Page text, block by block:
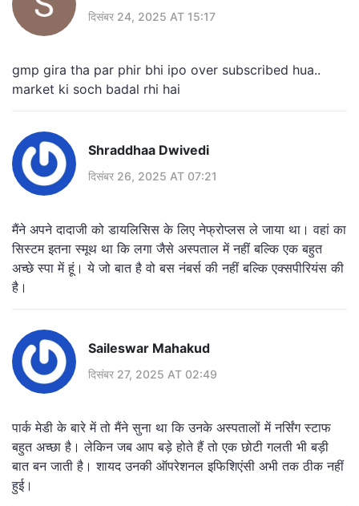
दिसंबर 24, 2025 AT 15:17
gmp gira tha par phir bhi ipo over subscribed hua..
market ki soch badal rhi hai
Shraddhaa Dwivedi
दिसंबर 26, 2025 AT 07:21
मैंने अपने दादाजी को डायलिसिस के लिए नेफ्रोप्लस ले जाया था। वहां का
सिस्टम इतना स्मूथ था कि लगा जैसे अस्पताल में नहीं बल्कि एक बहुत
अच्छे स्पा में हूं। ये जो बात है वो बस नंबर्स की नहीं बल्कि एक्सपीरियंस की
है।
Saileswar Mahakud
दिसंबर 27, 2025 AT 02:49
पार्क मेडी के बारे में तो मैंने सुना था कि उनके अस्पतालों में नर्सिंग स्टाफ
बहुत अच्छा है। लेकिन जब आप बड़े होते हैं तो एक छोटी गलती भी बड़ी
बात बन जाती है। शायद उनकी ऑपरेशनल इफिशिएंसी अभी तक ठीक नहीं
हुई।